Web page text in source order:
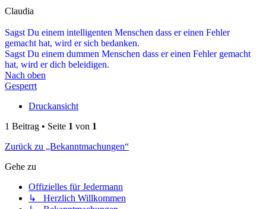
Claudia
Sagst Du einem intelligenten Menschen dass er einen Fehler
gemacht hat, wird er sich bedanken.
Sagst Du einem dummen Menschen dass er einen Fehler gemacht
hat, wird er dich beleidigen.
Nach oben
Gesperrt
Druckansicht
1 Beitrag • Seite 1 von 1
Zurück zu „Bekanntmachungen“
Gehe zu
Offizielles für Jedermann
↳ Herzlich Willkommen